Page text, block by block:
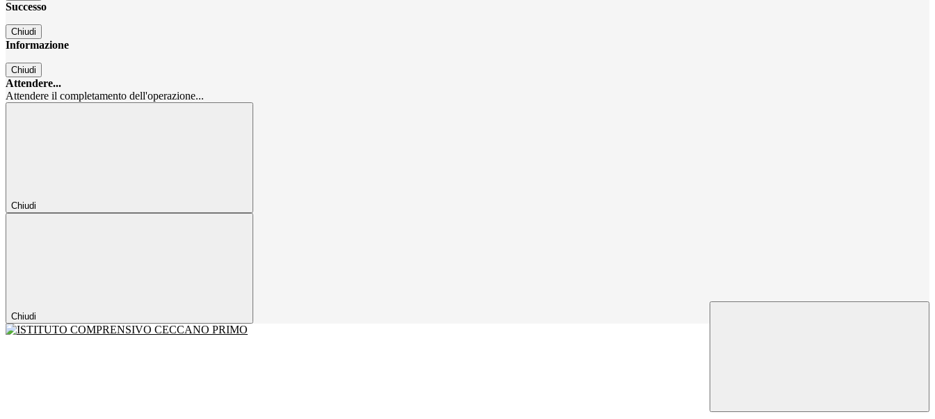
Successo
Chiudi
Informazione
Chiudi
Attendere...
Attendere il completamento dell'operazione...
Chiudi
Chiudi